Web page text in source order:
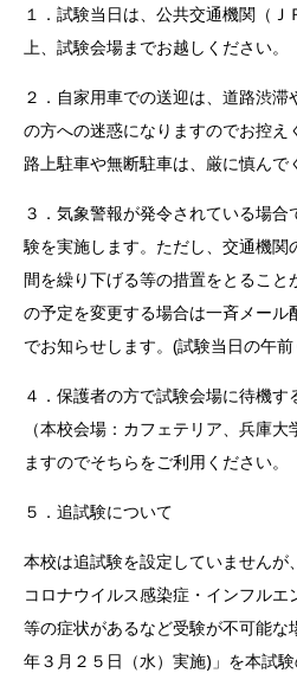
１．試験当日は、公共交通機関（
上、試験会場までお越しください。
２．自家用車での送迎は、道路渋
の方への迷惑になりますのでお控
路上駐車や無断駐車は、厳に慎んで
３．気象警報が発令されている場
験を実施します。ただし、交通機
間を繰り下げる等の措置をとるこ
の予定を変更する場合は一斉メール
でお知らせします。(試験当日の午
４．保護者の方で試験会場に待機
（本校会場：カフェテリア、兵庫
ますのでそちらをご利用ください。
５．追試験について
本校は追試験を設定していませんが
コロナウイルス感染症・インフル
等の症状があるなど受験が不可能な
年３月２５日（水）実施)」を本試